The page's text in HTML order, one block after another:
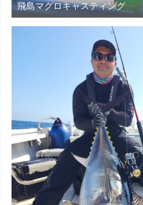
飛島マグロキャスティング